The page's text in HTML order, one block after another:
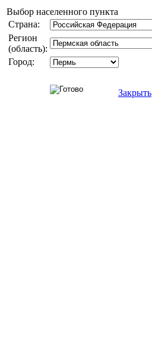
Выбор населенного пункта
Страна:
Регион
(область):
Город:
Закрыть